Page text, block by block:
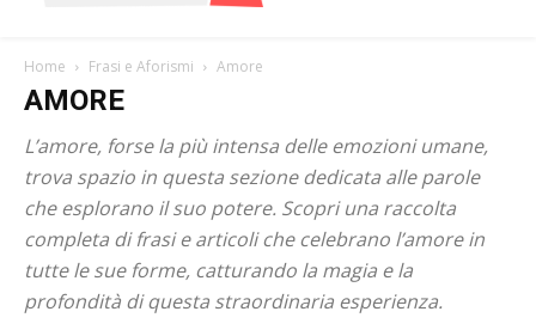
Home Frasi e Aforismi Amore
AMORE
L’amore, forse la più intensa delle emozioni umane,
trova spazio in questa sezione dedicata alle parole
che esplorano il suo potere. Scopri una raccolta
completa di frasi e articoli che celebrano l’amore in
tutte le sue forme, catturando la magia e la
profondità di questa straordinaria esperienza.